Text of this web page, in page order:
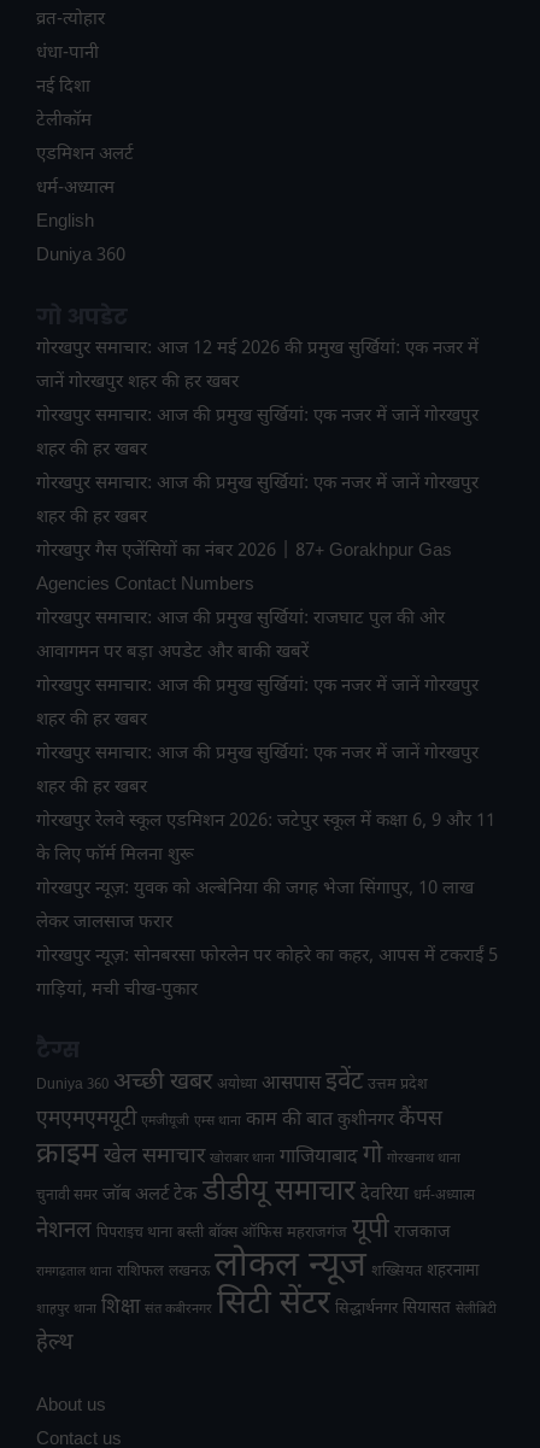
व्रत-त्योहार
धंधा-पानी
नई दिशा
टेलीकॉम
ए​डमिशन अलर्ट
धर्म-अध्यात्म
English
Duniya 360
गोरखपुर समाचार: आज 12 मई 2026 की प्रमुख सुर्खियां: एक नजर में
जानें गोरखपुर शहर की हर खबर
गोरखपुर समाचार: आज की प्रमुख सुर्खियां: एक नजर में जानें गोरखपुर
शहर की हर खबर
गोरखपुर समाचार: आज की प्रमुख सुर्खियां: एक नजर में जानें गोरखपुर
शहर की हर खबर
गोरखपुर गैस एजेंसियों का नंबर 2026 | 87+ Gorakhpur Gas
Agencies Contact Numbers
गोरखपुर समाचार: आज की प्रमुख सुर्खियां: राजघाट पुल की ओर
आवागमन पर बड़ा अपडेट और बाकी खबरें
गोरखपुर समाचार: आज की प्रमुख सुर्खियां: एक नजर में जानें गोरखपुर
शहर की हर खबर
गोरखपुर समाचार: आज की प्रमुख सुर्खियां: एक नजर में जानें गोरखपुर
शहर की हर खबर
गोरखपुर रेलवे स्कूल एडमिशन 2026: जटेपुर स्कूल में कक्षा 6, 9 और 11
के लिए फॉर्म मिलना शुरू
गोरखपुर न्यूज़: युवक को अल्बेनिया की जगह भेजा सिंगापुर, 10 लाख
लेकर जालसाज फरार
गोरखपुर न्यूज़: सोनबरसा फोरलेन पर कोहरे का कहर, आपस में टकराईं 5
गाड़ियां, मची चीख-पुकार
Duniya 360 अच्छी खबर अयोध्या आसपास इवेंट उत्तम प्रदेश
एमएमएमयूटी एमजीयूजी एम्स थाना काम की बात कुशीनगर कैंपस
क्राइमखेल समाचार खोराबार थाना गाजियाबादगो गोरखनाथ थाना
चुनावी समर जॉब अलर्ट टेक डीडीयू समाचार देवरिया धर्म-अध्यात्म
नेशनल पिपराइच थाना बस्ती बॉक्स ऑफिस महराजगंज यूपी राजकाज
रामगढ़ताल थाना राशिफल लखनऊ लोकल न्यूज शख्सियत शहरनामा
शाहपुर थाना शिक्षा संत कबीरनगर सिटी सेंटर सिद्धार्थनगर सियासत सेलीब्रिटी
हेल्थ
About us
Contact us